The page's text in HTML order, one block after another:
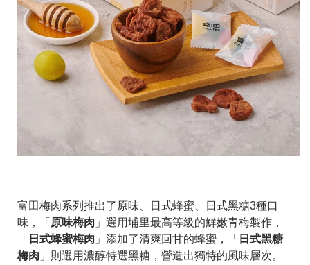
富田梅肉系列推出了原味、日式蜂蜜、日式黑糖3種口
味，「 原味梅肉 」選用埔里最高等級的鮮嫩青梅製作，
「 日式蜂蜜梅肉 」添加了清爽回甘的蜂蜜，「 日式黑糖
梅肉 」則選用濃醇特選黑糖，營造出獨特的風味層次。